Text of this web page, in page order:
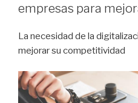
empresas para
La necesidad de la
mejorar su competitividad